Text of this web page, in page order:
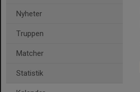
Nyheter
Truppen
Matcher
Statistik